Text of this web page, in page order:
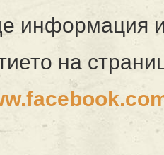
информация
на